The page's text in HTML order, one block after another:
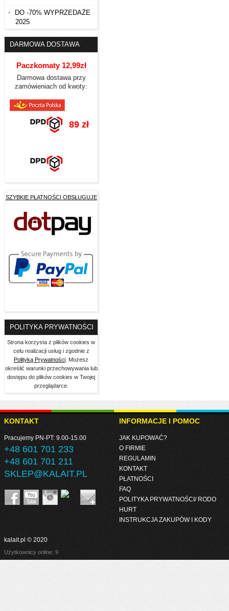
DO -70% WYPRZEDAŻE
2025
DARMOWA DOSTAWA
Paczkomaty 12,99zł
Darmowa dostawa przy
zamówieniach od kwoty:
89 zł
SZYBKIE PŁATNOŚCI OBSŁUGUJE
POLITYKA PRYWATNOŚCI
Strona korzysta z plików cookies w
celu realizacji usług i zgodnie z
Polityką Prywatności . Możesz
określić warunki przechowywania lub
dostępu do plików cookies w Twojej
przeglądarce.
KONTAKT
Pracujemy PN-PT: 9.00-15.00
+48 601 701 233
+48 601 701 211
SKLEP@KALAIT.PL
INFORMACJE I POMOC
JAK KUPOWAĆ?
O FIRMIE
REGULAMIN
KONTAKT
PŁATNOŚCI
FAQ
POLITYKA PRYWATNOŚCI/ RODO
HURT
INSTRUKCJA ZAKUPÓW I KODY
kalait.pl © 2020
Użytkownicy online: 9